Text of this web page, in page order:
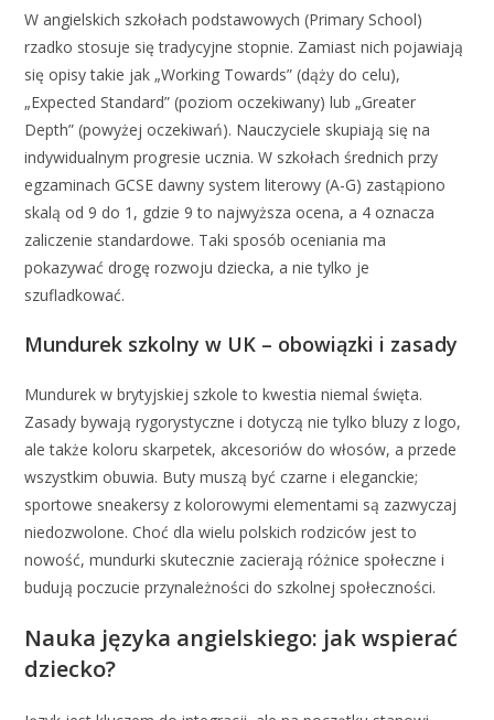
W angielskich szkołach podstawowych (Primary School)
rzadko stosuje się tradycyjne stopnie. Zamiast nich pojawiają
się opisy takie jak „Working Towards” (dąży do celu),
„Expected Standard” (poziom oczekiwany) lub „Greater
Depth” (powyżej oczekiwań). Nauczyciele skupiają się na
indywidualnym progresie ucznia. W szkołach średnich przy
egzaminach GCSE dawny system literowy (A-G) zastąpiono
skalą od 9 do 1, gdzie 9 to najwyższa ocena, a 4 oznacza
zaliczenie standardowe. Taki sposób oceniania ma
pokazywać drogę rozwoju dziecka, a nie tylko je
szufladkować.
Mundurek szkolny w UK – obowiązki i zasady
Mundurek w brytyjskiej szkole to kwestia niemal święta.
Zasady bywają rygorystyczne i dotyczą nie tylko bluzy z logo,
ale także koloru skarpetek, akcesoriów do włosów, a przede
wszystkim obuwia. Buty muszą być czarne i eleganckie;
sportowe sneakersy z kolorowymi elementami są zazwyczaj
niedozwolone. Choć dla wielu polskich rodziców jest to
nowość, mundurki skutecznie zacierają różnice społeczne i
budują poczucie przynależności do szkolnej społeczności.
Nauka języka angielskiego: jak wspierać
dziecko?